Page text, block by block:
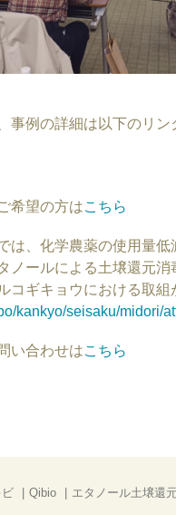
事例の詳細は以下のリン
希望の方はこちら
は、化学農薬の使用量
ノールによる土壌還元
コギキョウにおける取組
kankyo/seisaku/midori/
い合わせはこちら
Qibio エタノール土壌還